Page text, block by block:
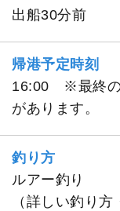
出船30分前
帰港予定時刻
16:00 ※最終の
があります。
釣り方
ルアー釣り
（詳しい釣り